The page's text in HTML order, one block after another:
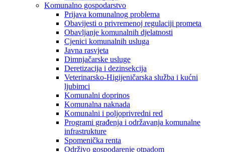
Komunalno gospodarstvo
Prijava komunalnog problema
Obavijesti o privremenoj regulaciji prometa
Obavljanje komunalnih djelatnosti
Cjenici komunalnih usluga
Javna rasvjeta
Dimnjačarske usluge
Deretizacija i dezinsekcija
Veterinarsko-Higijeničarska služba i kućni
ljubimci
Komunalni doprinos
Komunalna naknada
Komunalni i poljoprivredni red
Programi građenja i održavanja komunalne
infrastrukture
Spomenička renta
Održivo gospodarenje otpadom